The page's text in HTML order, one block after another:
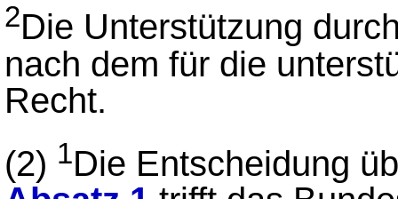
2Die Unterstützung
nach dem für die
Recht.
(2) 1Die Entscheidung